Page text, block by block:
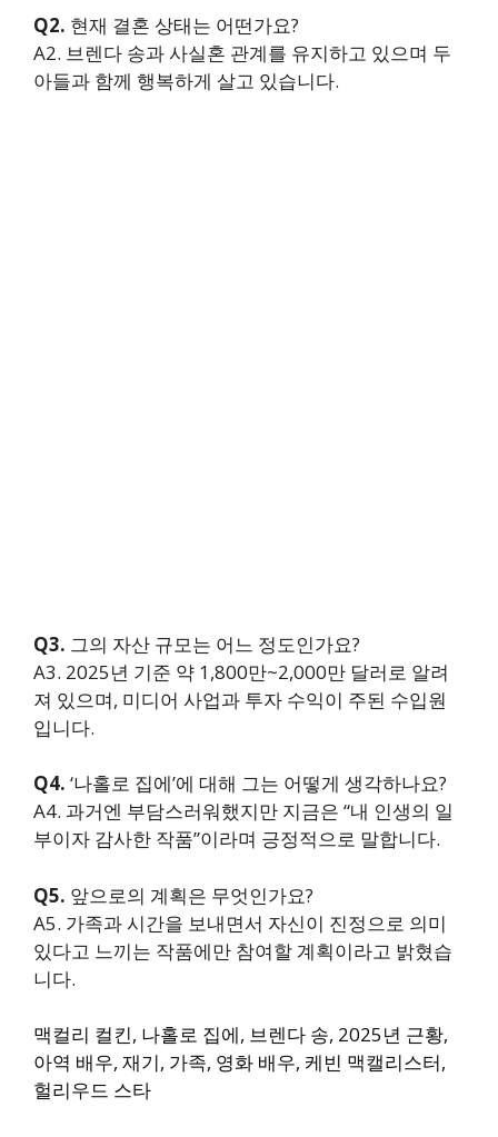
Q2. 현재 결혼 상태는 어떤가요?
A2. 브렌다 송과 사실혼 관계를 유지하고 있으며 두
아들과 함께 행복하게 살고 있습니다.
Q3. 그의 자산 규모는 어느 정도인가요?
A3. 2025년 기준 약 1,800만~2,000만 달러로 알려
져 있으며, 미디어 사업과 투자 수익이 주된 수입원
입니다.
Q4. ‘나홀로 집에’에 대해 그는 어떻게 생각하나요?
A4. 과거엔 부담스러워했지만 지금은 “내 인생의 일
부이자 감사한 작품”이라며 긍정적으로 말합니다.
Q5. 앞으로의 계획은 무엇인가요?
A5. 가족과 시간을 보내면서 자신이 진정으로 의미
있다고 느끼는 작품에만 참여할 계획이라고 밝혔습
니다.
맥컬리 컬킨, 나홀로 집에, 브렌다 송, 2025년 근황,
아역 배우, 재기, 가족, 영화 배우, 케빈 맥캘리스터,
헐리우드 스타